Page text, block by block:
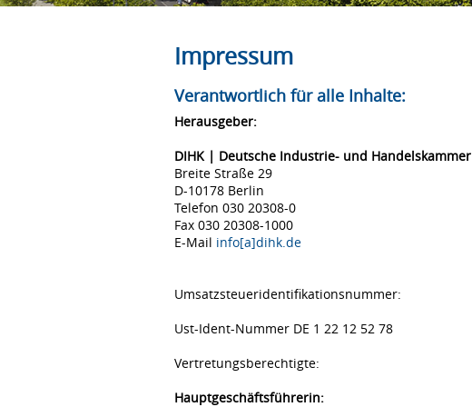
Impressum
Verantwortlich für alle Inhalte:
Herausgeber:
DIHK | Deutsche Industrie- und Handelskammer
Breite Straße 29
D-10178 Berlin
Telefon 030 20308-0
Fax 030 20308-1000
E-Mail info[a]dihk.de
Umsatzsteueridentifikationsnummer:
Ust-Ident-Nummer DE 1 22 12 52 78
Vertretungsberechtigte:
Hauptgeschäftsführerin: